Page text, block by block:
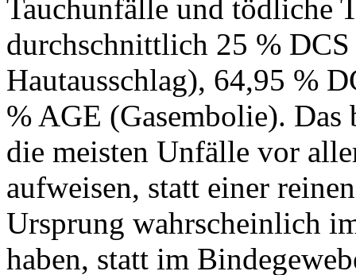
Tauchunfälle und tödliche
durchschnittlich 25 %
Hautausschlag), 64,95 %
% AGE (Gasembolie). Das
die meisten Unfälle vor
aufweisen, statt einer
Ursprung wahrscheinlich
haben, statt im